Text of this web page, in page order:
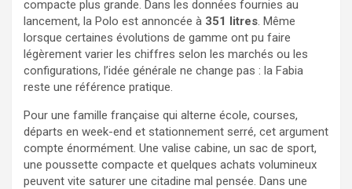
compacte plus grande. Dans les données fournies au
lancement, la Polo est annoncée à 351 litres. Même
lorsque certaines évolutions de gamme ont pu faire
légèrement varier les chiffres selon les marchés ou les
configurations, l’idée générale ne change pas : la Fabia
reste une référence pratique.
Pour une famille française qui alterne école, courses,
départs en week-end et stationnement serré, cet argument
compte énormément. Une valise cabine, un sac de sport,
une poussette compacte et quelques achats volumineux
peuvent vite saturer une citadine mal pensée. Dans une